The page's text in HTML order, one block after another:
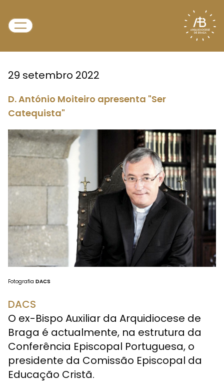
29 setembro 2022
D. António Moiteiro apresenta "Ser
Catequista"
Fotografia DACS
DACS
O ex-Bispo Auxiliar da Arquidiocese de
Braga é actualmente, na estrutura da
Conferência Episcopal Portuguesa, o
presidente da Comissão Episcopal da
Educação Cristã.